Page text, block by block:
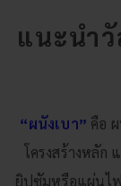
แนะนำ
“ผนังเบา” คือ
โครงสร้างหลัก
ยิปซัมหรือแผ่นไ